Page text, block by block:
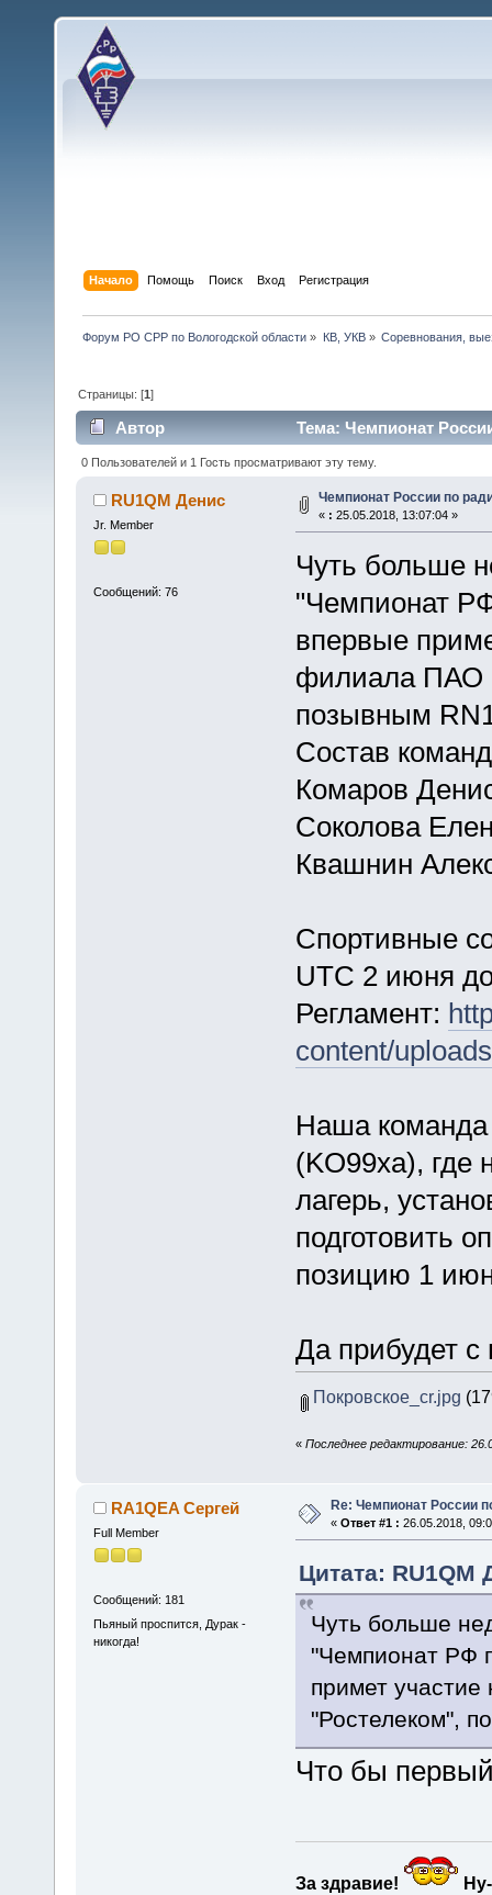
Начало Помощь Поиск Вход Регистрация
Форум РО СРР по Вологодской области » КВ, УКВ» Соревнования,
Страницы: [1]
Автор Тема: Чемпионат
0 Пользователей и 1 Гость просматривают эту тему.
RU1QM Денис
Jr. Member
Сообщений: 76
Чемпионат России по
« : 25.05.2018, 13:07:04 »
Чуть больше
"Чемпионат
впервые
филиала ПАО
позывным
Состав
Комаров
Соколова
Квашнин
Спортивные
UTC 2 июня
Регламент:
content/
Наша команда
(KO99xa), где
лагерь,
подготовить
позицию 1
Да прибудет
Покровское_cr.jpg
« Последнее редактирование:
RA1QEA Сергей
Full Member
Сообщений: 181
Пьяный проспится, Дурак -
никогда!
Re: Чемпионат России
« Ответ #1 : 26.05.2018,
Цитата: RU1QM
Чуть больше
"Чемпионат РФ
примет
"Ростелеком",
Что бы
За здравие!